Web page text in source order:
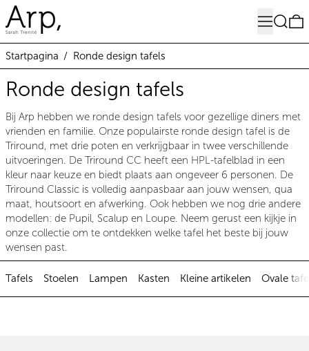
MenuZoeken
Startpagina / Ronde design tafels
Ronde design tafels
Bij Arp hebben we ronde design tafels voor gezellige diners met
vrienden en familie. Onze populairste ronde design tafel is de
Triround, met drie poten en verkrijgbaar in twee verschillende
uitvoeringen. De Triround CC heeft een HPL-tafelblad in een
kleur naar keuze en biedt plaats aan ongeveer 6 personen. De
Triround Classic is volledig aanpasbaar aan jouw wensen, qua
maat, houtsoort en afwerking. Ook hebben we nog drie andere
modellen: de Pupil, Scalup en Loupe. Neem gerust een kijkje in
onze collectie om te ontdekken welke tafel het beste bij jouw
wensen past.
Tafels Stoelen Lampen Kasten Kleine artikelen
Ovale